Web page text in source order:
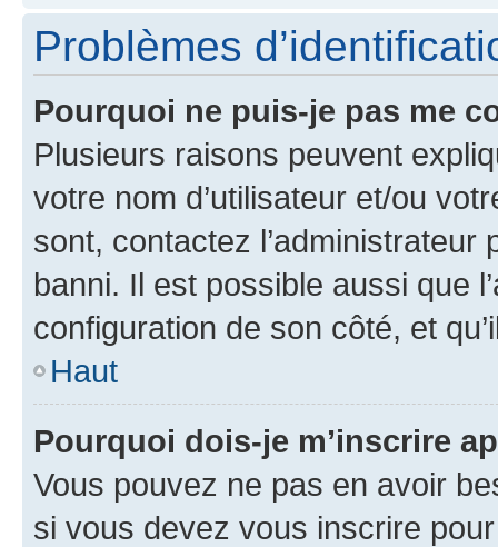
Problèmes
Pourquoi ne puis-je pas me
Plusieurs raisons peuvent
votre nom d’utilisateur et/ou
sont, contactez l’administrateur
banni. Il est possible aussi que
configuration de son côté, et
Haut
Pourquoi dois-je m’inscrire
Vous pouvez ne pas en avoir
si vous devez vous inscrire